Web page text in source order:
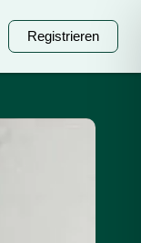
Registrieren